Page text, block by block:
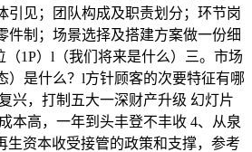
引见；团队构成及职责划分；环节岗
件制；场景选择及搭建方案做一份细
1P）l（我们将来是什么）三。市场
）是什么？l方针顾客的次要特征有哪
兴，打制五大一深财产升级 幻灯片
本高，一年到头丰登不丰收 4、从泉
生资本收受接管的政策和支撑，参考